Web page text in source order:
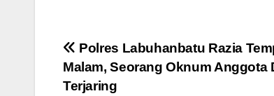
Navigasi
pos
Polres Labuhanbatu Razia
Malam, Seorang Oknum Anggota
Terjaring